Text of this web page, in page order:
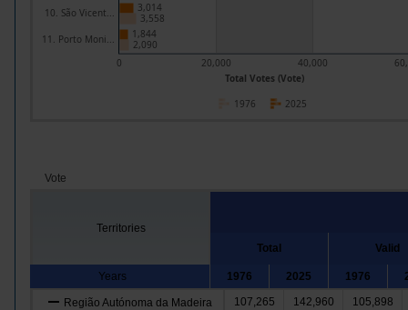
Total Votes (Vote)
0 20,000 40,000
10. São Vicent...
11. Porto Moni...
3,014
1,844
3,558
2,090
2025
1976
Vote
Territories
Total
Valid
Years 1976 2025 1976
Região Autónoma da Madeira 107,265 142,960
105,898